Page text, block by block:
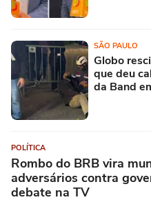
SÃO PAULO
Globo
que deu
da Band
POLÍTICA
Rombo do BRB vira
adversários contra
debate na TV